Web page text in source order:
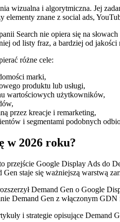
wizualna i algorytmiczna. Jej
elementy znane z social ads,
Search nie opiera się na
od listy fraz, a bardziej od
różne cele:
marki,
produktu lub usługi,
wartościowych użytkowników,
przez kreacje i remarketing,
i segmentami podobnych
w 2026 roku?
przejście Google Display Ads do
Gen staje się ważniejszą warstwą
Demand Gen o Google
Demand Gen z włączonym
i strategie opisujące Demand